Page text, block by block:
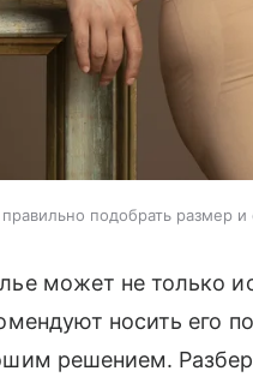
подобрать размер и
может не только
носить его
решением.